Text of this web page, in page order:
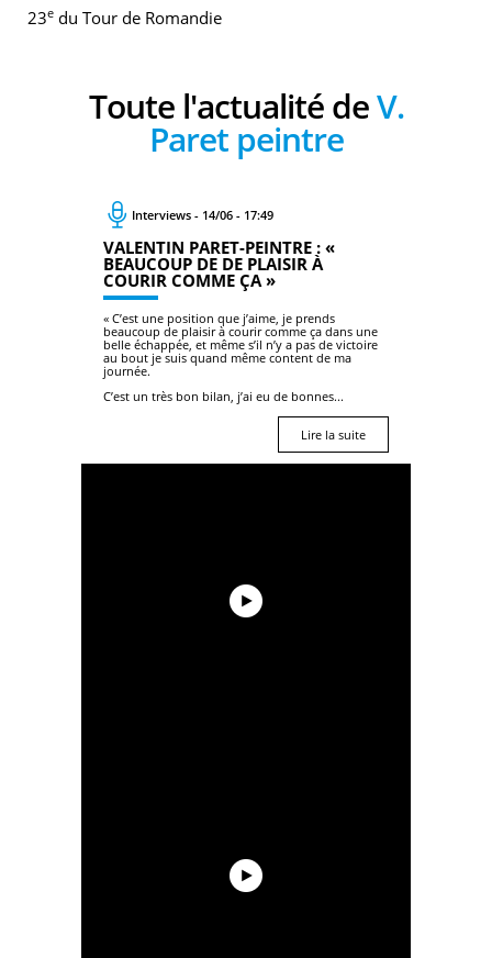
23e du Tour de Romandie
Toute l'actualité deV.
Paret peintre
Interviews - 14/06 - 17:49
VALENTIN PARET-PEINTRE : «
BEAUCOUP DE DE PLAISIR À
COURIR COMME ÇA »
« C’est une position que j’aime, je prends
beaucoup de plaisir à courir comme ça dans une
belle échappée, et même s’il n’y a pas de victoire
au bout je suis quand même content de ma
journée.
C’est un très bon bilan, j’ai eu de bonnes...
Lire la suite